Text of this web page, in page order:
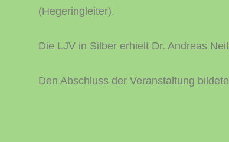
(Hegeringleiter).
Die LJV in Silber erhielt Dr. Andreas
Den Abschluss der Veranstaltung